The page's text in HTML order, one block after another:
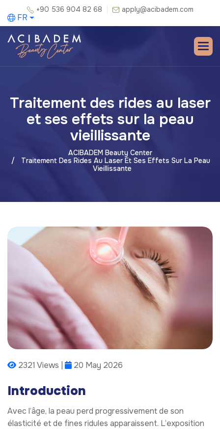
+90 536 904 82 68 apply@acibadem.com
FR
Traitement des rides au laser
et ses effets sur la peau
vieillissante
ACIBADEM Beauty Center
Traitement Des Rides Au Laser Et Ses Effets Sur La Peau
Vieillissante
2321 Views | 20 May 2026
Introduction
Avec l’âge, la peau perd progressivement de son
élasticité et de fines ridules apparaissent. L’exposition